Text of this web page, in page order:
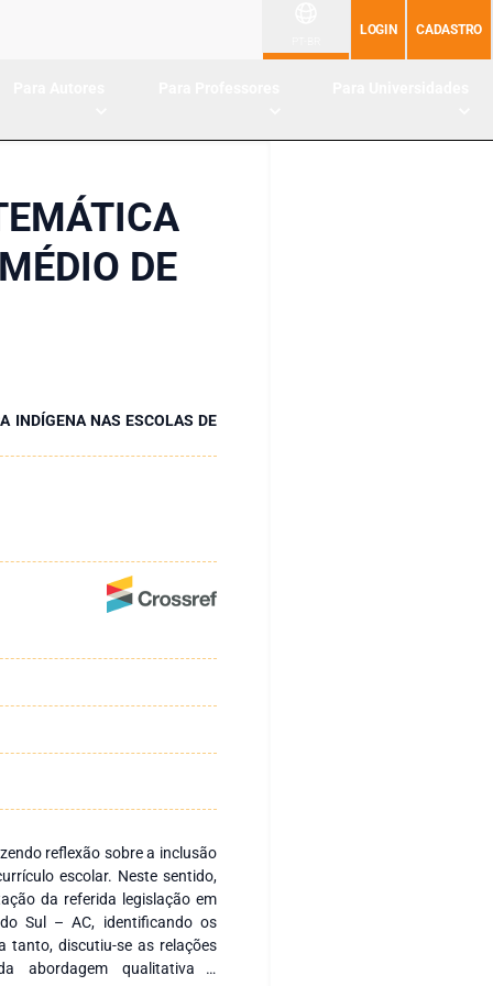
LOGIN CADASTRO
DE
INDÍGENA NAS ESCOLAS DE
reflexão sobre a inclusão
escolar. Neste sentido,
da referida legislação em
Sul – AC, identificando os
tanto, discutiu-se as relações
abordagem qualitativa e